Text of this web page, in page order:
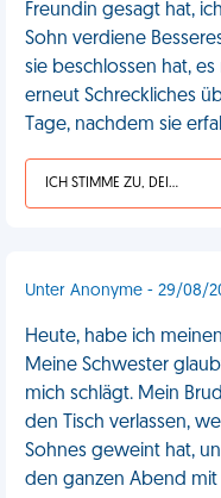
Freundin gesagt hat,
Sohn verdiene
sie beschlossen hat,
erneut Schreckliches
Tage, nachdem sie
ICH STIMME ZU, DEIN LEBEN IST SCHEISSE
Unter Anonyme - 29/08/
Heute, habe ich
Meine Schwester
mich schlägt. Mein
den Tisch verlassen,
Sohnes geweint hat,
den ganzen Abend